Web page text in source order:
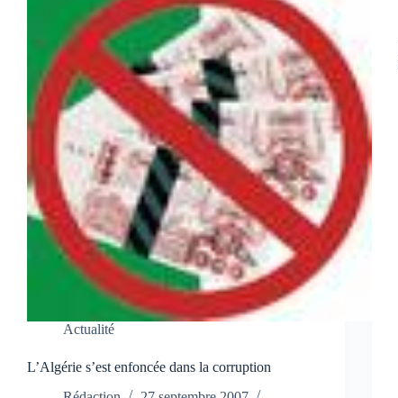
Actualité
L’Algérie s’est enfoncée dans la corruption